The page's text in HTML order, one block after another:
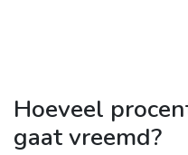
Hoeveel
gaat vreemd?